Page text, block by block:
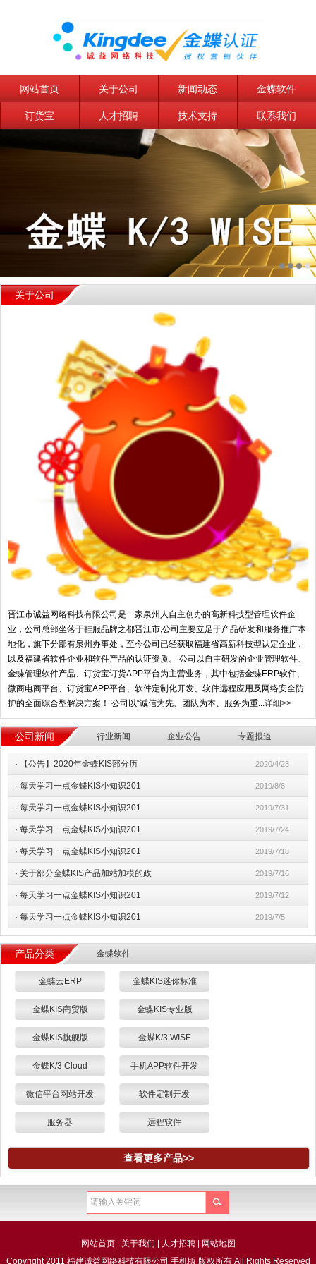
网站首页 关于公司 新闻动态 金蝶软件
订货宝 人才招聘 技术支持 联系我们
关于公司
晋江市诚益网络科技有限公司是一家泉州人自主创办的高新科技型管理软件企
业，公司总部坐落于鞋服品牌之都晋江市,公司主要立足于产品研发和服务推广本
地化，旗下分部有泉州办事处，至今公司已经获取福建省高新科技型认定企业，
以及福建省软件企业和软件产品的认证资质。 公司以自主研发的企业管理软件、
金蝶管理软件产品、订货宝订货APP平台为主营业务，其中包括金蝶ERP软件、
微商电商平台、订货宝APP平台、软件定制化开发、软件远程应用及网络安全防
护的全面综合型解决方案！ 公司以“诚信为先、团队为本、服务为重...详细>>
公司新闻 行业新闻 企业公告 专题报道
· 【公告】2020年金蝶KIS部分历 2020/4/23
· 每天学习一点金蝶KIS小知识201 2019/8/6
· 每天学习一点金蝶KIS小知识201 2019/7/31
· 每天学习一点金蝶KIS小知识201 2019/7/24
· 每天学习一点金蝶KIS小知识201 2019/7/18
· 关于部分金蝶KIS产品加站加模的政 2019/7/16
· 每天学习一点金蝶KIS小知识201 2019/7/12
· 每天学习一点金蝶KIS小知识201 2019/7/5
产品分类 金蝶软件
金蝶云ERP 金蝶KIS迷你标准
金蝶KIS商贸版 金蝶KIS专业版
金蝶KIS旗舰版 金蝶K/3 WISE
金蝶K/3 Cloud 手机APP软件开发
微信平台网站开发 软件定制开发
服务器 远程软件
查看更多产品>>
网站首页| 关于我们 人才招聘|
网站地图
Copyright 2011 福建诚益网络科技有限公司 手机版 版权所有 All Rights Reserved